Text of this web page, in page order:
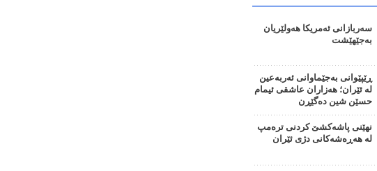
سەربازانی ئەمریکا هەولێریان
بەجێهێشت
ڕێپێوانی بەجێماوانی ئەربەعین
لە ئێران؛ هەزاران عاشقی ئیمام
حسێن شین دەگێڕن
نهێنی پاشەکشێ کردنی ترەمپ
لە هەڕەشەکانی دژی ئێران